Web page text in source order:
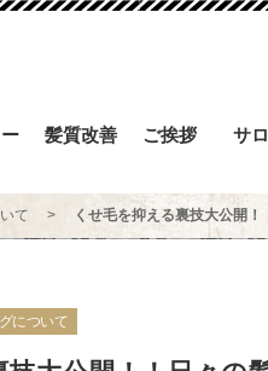
髪質改善 ご挨拶 サ
て > くせ毛を抑える裏技大公開
について